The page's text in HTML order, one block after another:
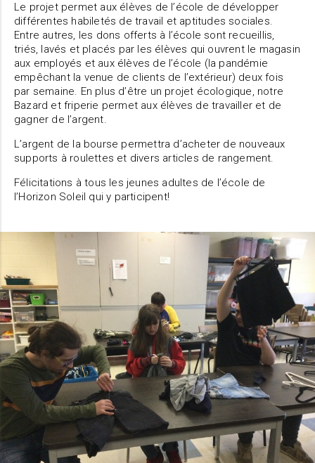
Le projet permet aux élèves de l’école de développer
différentes habiletés de travail et aptitudes sociales.
Entre autres, les dons offerts à l’école sont recueillis,
triés, lavés et placés par les élèves qui ouvrent le magasin
aux employés et aux élèves de l’école (la pandémie
empêchant la venue de clients de l’extérieur) deux fois
par semaine. En plus d’être un projet écologique, notre
Bazard et friperie permet aux élèves de travailler et de
gagner de l’argent.
L’argent de la bourse permettra d’acheter de nouveaux
supports à roulettes et divers articles de rangement.
Félicitations à tous les jeunes adultes de l’école de
l’Horizon Soleil qui y participent!